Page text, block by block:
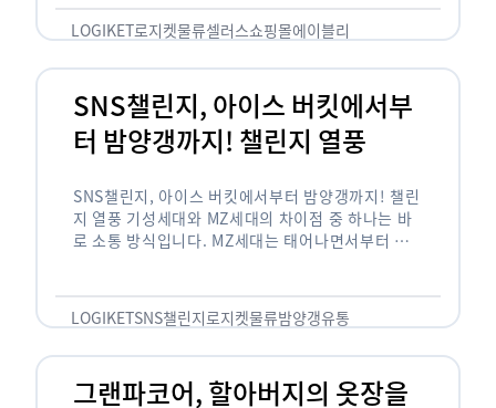
LOGIKET로지켓물류셀러스쇼핑몰에이블리
SNS챌린지, 아이스 버킷에서부
터 밤양갱까지! 챌린지 열풍
SNS챌린지, 아이스 버킷에서부터 밤양갱까지! 챌린
지 열풍 기성세대와 MZ세대의 차이점 중 하나는 바
로 소통 방식입니다. MZ세대는 태어나면서부터 디
도 능숙한 …
LOGIKETSNS챌린지로지켓물류밤양갱유통
그랜파코어, 할아버지의 옷장을